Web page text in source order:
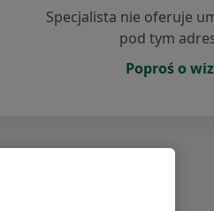
Specjalista nie oferuje
pod tym
Poproś o